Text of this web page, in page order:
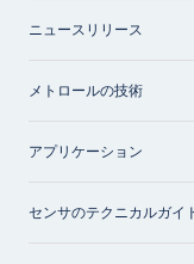
ニュースリリース
メトロールの技術
アプリケーション
センサのテクニカルガイ